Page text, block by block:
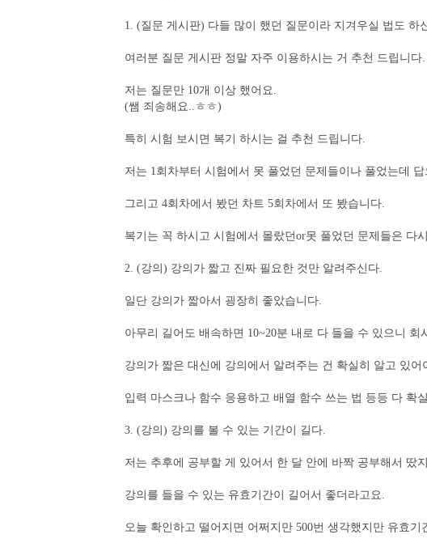
1. (질문 게시판) 다들 많이 했던 질문이라 지겨우실 법도 하
여러분 질문 게시판 정말 자주 이용하시는 거 추천 드립니다.
저는 질문만 10개 이상 했어요.
(쌤 죄송해요..ㅎㅎ)
특히 시험 보시면 복기 하시는 걸 추천 드립니다.
저는 1회차부터 시험에서 못 풀었던 문제들이나 풀었는데
그리고 4회차에서 봤던 차트 5회차에서 또 봤습니다.
복기는 꼭 하시고 시험에서 몰랐던or못 풀었던 문제들은 다
2. (강의) 강의가 짧고 진짜 필요한 것만 알려주신다.
일단 강의가 짧아서 굉장히 좋았습니다.
아무리 길어도 배속하면 10~20분 내로 다 들을 수 있으니 회
강의가 짧은 대신에 강의에서 알려주는 건 확실히 알고 있어
입력 마스크나 함수 응용하고 배열 함수 쓰는 법 등등 다 확
3. (강의) 강의를 볼 수 있는 기간이 길다.
저는 추후에 공부할 게 있어서 한 달 안에 바짝 공부해서 땄
강의를 들을 수 있는 유효기간이 길어서 좋더라고요.
오늘 확인하고 떨어지면 어쩌지만 500번 생각했지만 유효